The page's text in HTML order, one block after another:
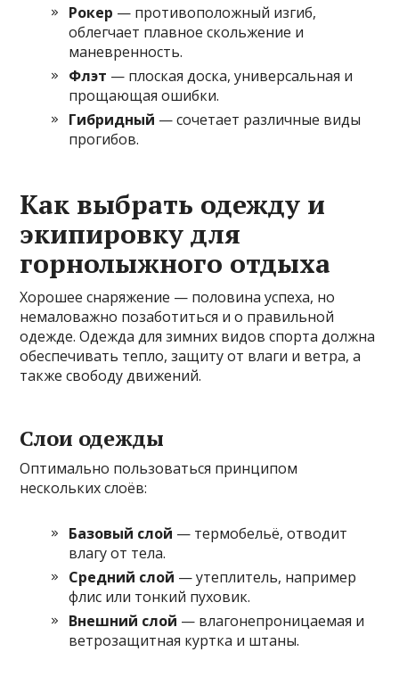
Рокер — противоположный изгиб,
облегчает плавное скольжение и
маневренность.
Флэт — плоская доска, универсальная и
прощающая ошибки.
Гибридный — сочетает различные виды
прогибов.
Как выбрать одежду и
экипировку для
горнолыжного отдыха
Хорошее снаряжение — половина успеха, но
немаловажно позаботиться и о правильной
одежде. Одежда для зимних видов спорта должна
обеспечивать тепло, защиту от влаги и ветра, а
также свободу движений.
Слои одежды
Оптимально пользоваться принципом
нескольких слоёв:
Базовый слой — термобельё, отводит
влагу от тела.
Средний слой — утеплитель, например
флис или тонкий пуховик.
Внешний слой — влагонепроницаемая и
ветрозащитная куртка и штаны.